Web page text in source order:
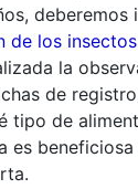
deberemos
de los
la
de
tipo de
es